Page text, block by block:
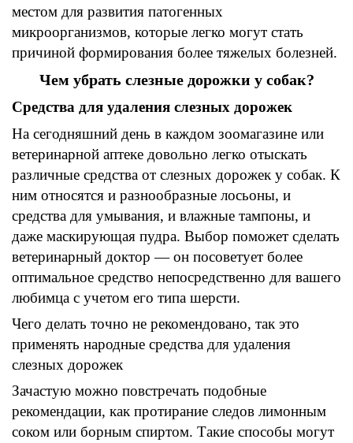
местом для развития патогенных
микроорганизмов, которые легко могут стать
причиной формирования более тяжелых болезней.
Чем убрать слезные дорожки у собак?
Средства для удаления слезных дорожек
На сегодняшний день в каждом зоомагазине или
ветеринарной аптеке довольно легко отыскать
различные средства от слезных дорожек у собак. К
ним относятся и разнообразные лосьоны, и
средства для умывания, и влажные тампоны, и
даже маскирующая пудра. Выбор поможет сделать
ветеринарный доктор—он посоветует более
оптимальное средство непосредственно для вашего
любимца с учетом его типа шерсти.
Чего делать точно не рекомендовано, так это
применять народные средства для удаления
слезных дорожек
Зачастую можно повстречать подобные
рекомендации, как протирание следов лимонным
соком или борным спиртом. Такие способы могут